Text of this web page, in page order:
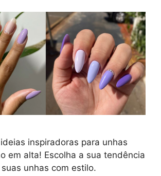
inspiradoras para unhas
em alta! Escolha a sua tendência
unhas com estilo.